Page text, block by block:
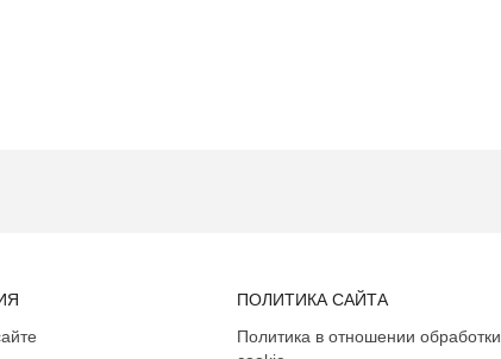
ПОЛИТИКА САЙТА
Политика в отношении обработки